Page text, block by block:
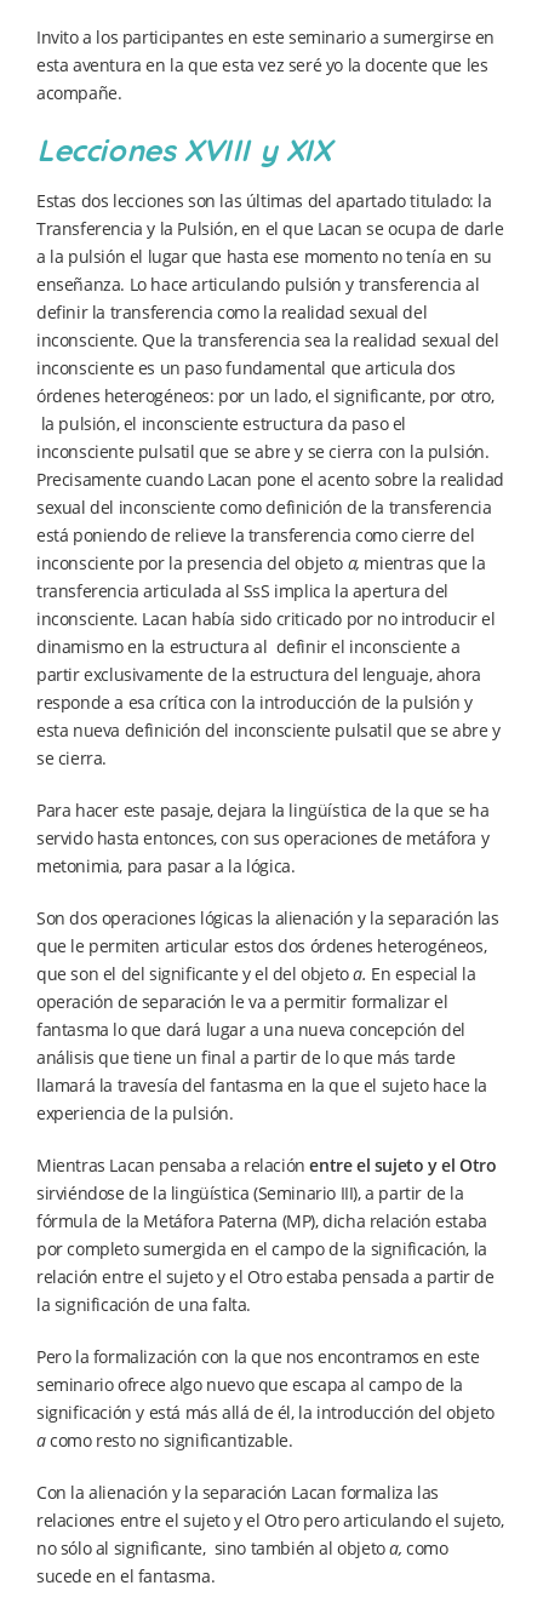
Invito a los participantes en este seminario a sumergirse en
esta aventura en la que esta vez seré yo la docente que les
acompañe.
Lecciones XVIII y XIX
Estas dos lecciones son las últimas del apartado titulado: la
Transferencia y la Pulsión, en el que Lacan se ocupa de darle
a la pulsión el lugar que hasta ese momento no tenía en su
enseñanza. Lo hace articulando pulsión y transferencia al
definir la transferencia como la realidad sexual del
inconsciente. Que la transferencia sea la realidad sexual del
inconsciente es un paso fundamental que articula dos
órdenes heterogéneos: por un lado, el significante, por otro,
la pulsión, el inconsciente estructura da paso el
inconsciente pulsatil que se abre y se cierra con la pulsión.
Precisamente cuando Lacan pone el acento sobre la realidad
sexual del inconsciente como definición de la transferencia
está poniendo de relieve la transferencia como cierre del
inconsciente por la presencia del objeto a, mientras que la
transferencia articulada al SsS implica la apertura del
inconsciente. Lacan había sido criticado por no introducir el
dinamismo en la estructura al definir el inconsciente a
partir exclusivamente de la estructura del lenguaje, ahora
responde a esa crítica con la introducción de la pulsión y
esta nueva definición del inconsciente pulsatil que se abre y
se cierra.
Para hacer este pasaje, dejara la lingüística de la que se ha
servido hasta entonces, con sus operaciones de metáfora y
metonimia, para pasar a la lógica.
Son dos operaciones lógicas la alienación y la separación las
que le permiten articular estos dos órdenes heterogéneos,
que son el del significante y el del objetoa. En especial la
operación de separación le va a permitir formalizar el
fantasma lo que dará lugar a una nueva concepción del
análisis que tiene un final a partir de lo que más tarde
llamará la travesía del fantasma en la que el sujeto hace la
experiencia de la pulsión.
Mientras Lacan pensaba a relaciónentre el sujeto y el Otro
sirviéndose de la lingüística (Seminario III), a partir de la
fórmula de la Metáfora Paterna (MP), dicha relación estaba
por completo sumergida en el campo de la significación, la
relación entre el sujeto y el Otro estaba pensada a partir de
la significación de una falta.
Pero la formalización con la que nos encontramos en este
seminario ofrece algo nuevo que escapa al campo de la
significación y está más allá de él, la introducción del objeto
acomo resto no significantizable.
Con la alienación y la separación Lacan formaliza las
relaciones entre el sujeto y el Otro pero articulando el sujeto,
no sólo al significante, sino también al objetoa,como
sucede en el fantasma.